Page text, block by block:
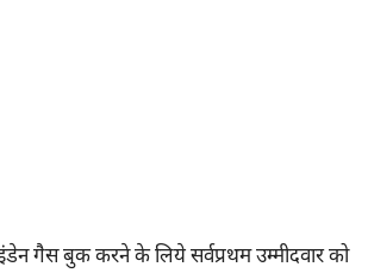
इंडेन गैस बुक करने के लिये सर्वप्रथम उम्मीदवार को